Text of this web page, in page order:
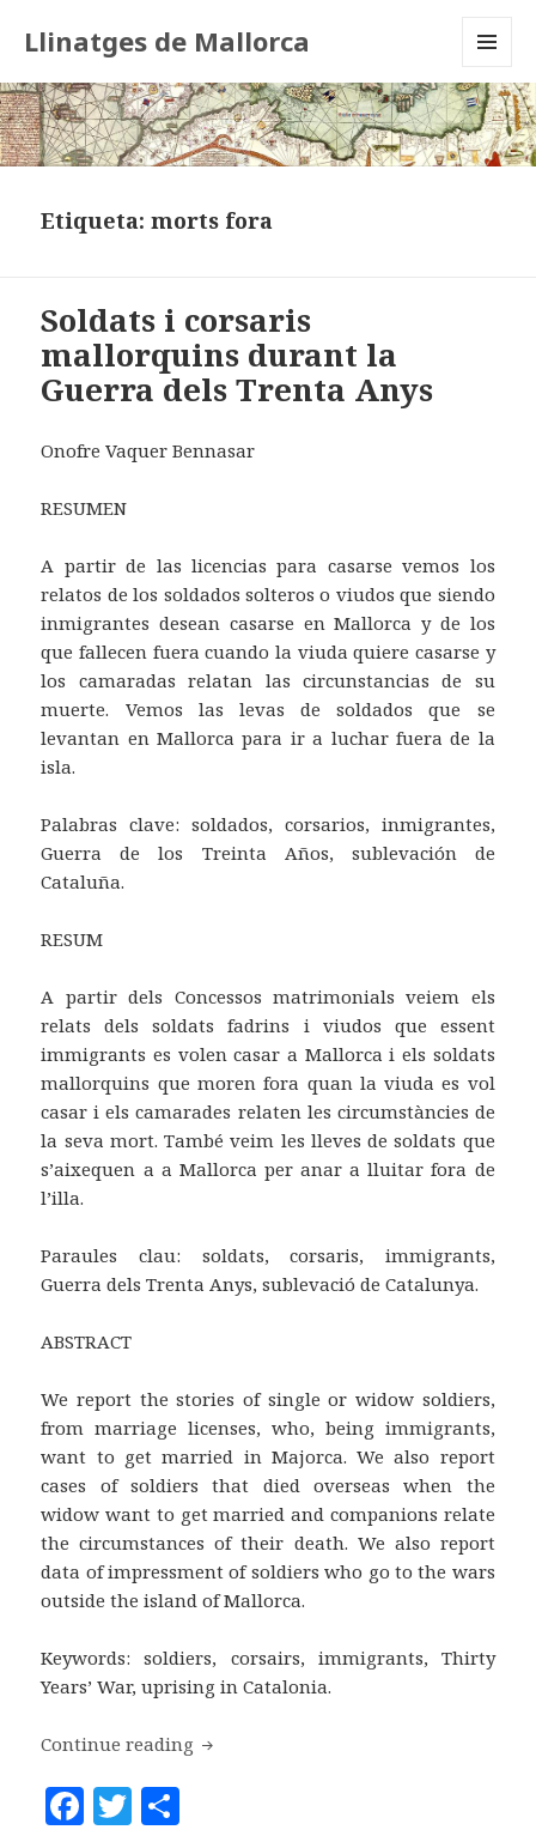
Llinatges de Mallorca
AND
WIDGETS
Etiqueta:morts fora
Soldats i corsaris
mallorquins durant la
Guerra dels Trenta Anys
Onofre Vaquer Bennasar
RESUMEN
A partir de las licencias para casarse vemos los
relatos de los soldados solteros o viudos que siendo
inmigrantes desean casarse en Mallorca y de los
que fallecen fuera cuando la viuda quiere casarse y
los camaradas relatan las circunstancias de su
muerte. Vemos las levas de soldados que se
levantan en Mallorca para ir a luchar fuera de la
isla.
Palabras clave: soldados, corsarios, inmigrantes,
Guerra de los Treinta Años, sublevación de
Cataluña.
RESUM
A partir dels Concessos matrimonials veiem els
relats dels soldats fadrins i viudos que essent
immigrants es volen casar a Mallorca i els soldats
mallorquins que moren fora quan la viuda es vol
casar i els camarades relaten les circumstàncies de
la seva mort. També veim les lleves de soldats que
s’aixequen a a Mallorca per anar a lluitar fora de
l’illa.
Paraules clau: soldats, corsaris, immigrants,
Guerra dels Trenta Anys, sublevació de Catalunya.
ABSTRACT
We report the stories of single or widow soldiers,
from marriage licenses, who, being immigrants,
want to get married in Majorca. We also report
cases of soldiers that died overseas when the
widow want to get married and companions relate
the circumstances of their death. We also report
data of impressment of soldiers who go to the wars
outside the island of Mallorca.
Keywords: soldiers, corsairs, immigrants, Thirty
Years’ War, uprising in Catalonia.
Continue reading Soldats i corsaris mallorquins durant
F T